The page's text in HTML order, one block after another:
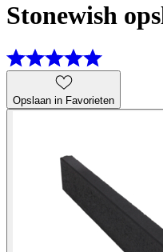
Stonewish
Opslaan in Favorieten